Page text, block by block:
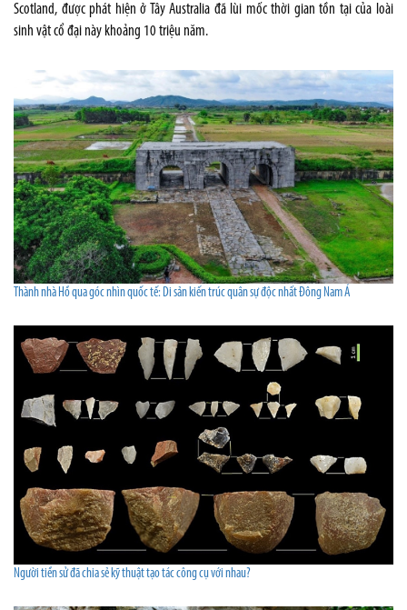
Scotland, được phát hiện ở Tây Australia đã lùi mốc thời gian tồn tại của loài
sinh vật cổ đại này khoảng 10 triệu năm.
Thành nhà Hồ qua góc nhìn quốc tế: Di sản kiến trúc quân sự độc nhất Đông Nam Á
Người tiền sử đã chia sẻ kỹ thuật tạo tác công cụ với nhau?